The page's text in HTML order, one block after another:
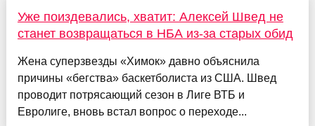
Уже поиздевались, хватит: Алексей Швед не
станет возвращаться в НБА из-за старых обид
Жена суперзвезды «Химок» давно объяснила
причины «бегства» баскетболиста из США. Швед
проводит потрясающий сезон в Лиге ВТБ и
Евролиге, вновь встал вопрос о переходе...